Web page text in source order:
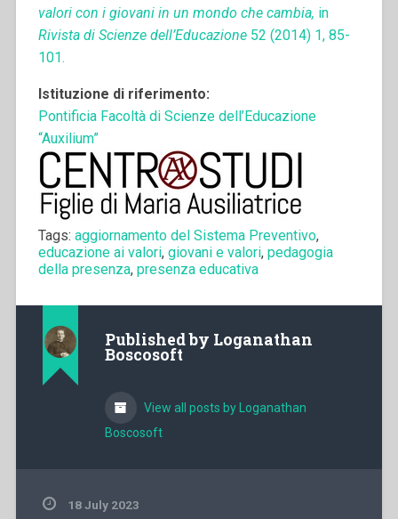
valori con i giovani in un mondo che cambia, in
Rivista di Scienze dell’Educazione 52 (2014) 1, 85-
101.
Istituzione di riferimento:
Pontificia Facoltà di Scienze dell’Educazione
“Auxilium”
Tags: aggiornamento del Sistema Preventivo,
educazione ai valori, giovani e valori, pedagogia
della presenza, presenza educativa
Published by Loganathan
Boscosoft
View all posts by Loganathan
Boscosoft
18 July 2023